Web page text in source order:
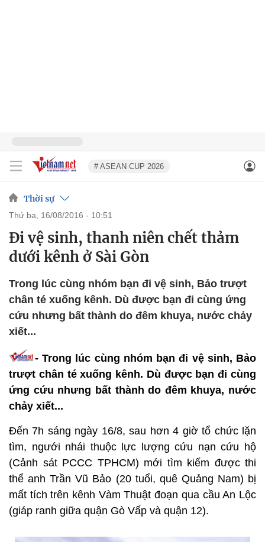
# ASEAN CUP 2026
Thời sự
thứ ba, 16/08/2016 - 10:51
Đi vệ sinh, thanh niên chết thảm
dưới kênh ở Sài Gòn
Trong lúc cùng nhóm bạn đi vệ sinh, Bảo trượt
chân té xuống kênh. Dù được bạn đi cùng ứng
cứu nhưng bất thành do đêm khuya, nước chảy
xiết...
-Trong lúc cùng nhóm bạn đi vệ sinh, Bảo
trượt chân té xuống kênh. Dù được bạn đi cùng
ứng cứu nhưng bất thành do đêm khuya, nước
chảy xiết...
Đến 7h sáng ngày 16/8, sau hơn 4 giờ tổ chức lặn
tìm, ngưới nhái thuộc lực lượng cứu nạn cứu hộ
(Cảnh sát PCCC TPHCM) mới tìm kiếm được thi
thể anh Trần Vũ Bảo (20 tuổi, quê Quảng Nam) bị
mất tích trên kênh Vàm Thuật đoạn qua cầu An Lộc
(giáp ranh giữa quận Gò Vấp và quận 12).